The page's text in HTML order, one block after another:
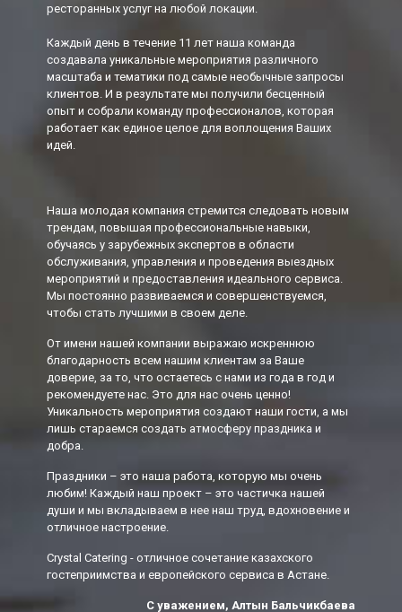
ресторанных услуг на любой локации.
Каждый день в течение 11 лет наша команда
создавала уникальные мероприятия различного
масштаба и тематики под самые необычные запросы
клиентов. И в результате мы получили бесценный
опыт и собрали команду профессионалов, которая
работает как единое целое для воплощения Ваших
идей.
Наша молодая компания стремится следовать новым
трендам, повышая профессиональные навыки,
обучаясь у зарубежных экспертов в области
обслуживания, управления и проведения выездных
мероприятий и предоставления идеального сервиса.
Мы постоянно развиваемся и совершенствуемся,
чтобы стать лучшими в своем деле.
От имени нашей компании выражаю искреннюю
благодарность всем нашим клиентам за Ваше
доверие, за то, что остаетесь с нами из года в год и
рекомендуете нас. Это для нас очень ценно!
Уникальность мероприятия создают наши гости, а мы
лишь стараемся создать атмосферу праздника и
добра.
Праздники – это наша работа, которую мы очень
любим! Каждый наш проект – это частичка нашей
души и мы вкладываем в нее наш труд, вдохновение и
отличное настроение.
Crystal Catering - отличное сочетание казахского
гостеприимства и европейского сервиса в Астане.
С уважением, Алтын Бальчикбаева